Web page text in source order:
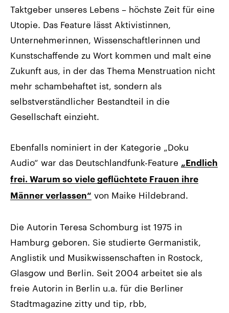
Taktgeber unseres Lebens – höchste Zeit für eine
Utopie. Das Feature lässt Aktivistinnen,
Unternehmerinnen, Wissenschaftlerinnen und
Kunstschaffende zu Wort kommen und malt eine
Zukunft aus, in der das Thema Menstruation nicht
mehr schambehaftet ist, sondern als
selbstverständlicher Bestandteil in die
Gesellschaft einzieht.
Ebenfalls nominiert in der Kategorie „Doku
Audio“ war das Deutschlandfunk-Feature „Endlich
frei. Warum so viele geflüchtete Frauen ihre
Männer verlassen“ von Maike Hildebrand.
Die Autorin Teresa Schomburg ist 1975 in
Hamburg geboren. Sie studierte Germanistik,
Anglistik und Musikwissenschaften in Rostock,
Glasgow und Berlin. Seit 2004 arbeitet sie als
freie Autorin in Berlin u.a. für die Berliner
Stadtmagazine zitty und tip, rbb,